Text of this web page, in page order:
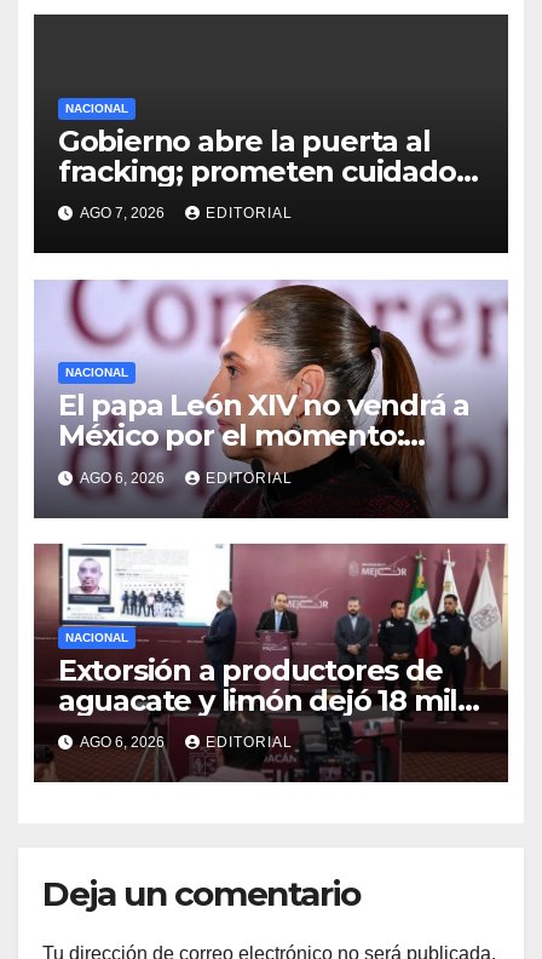
NACIONAL
Gobierno abre la puerta al
fracking; prometen cuidado
del agua y consultas
ciudadanas
AGO 7, 2026 EDITORIAL
NACIONAL
El papa León XIV no vendrá a
México por el momento:
Sheinbaum
AGO 6, 2026 EDITORIAL
NACIONAL
Extorsión a productores de
aguacate y limón dejó 18 mil
mdp a red del caso Carlos
Manzo
AGO 6, 2026 EDITORIAL
Deja un comentario
Tu dirección de correo electrónico no será publicada.